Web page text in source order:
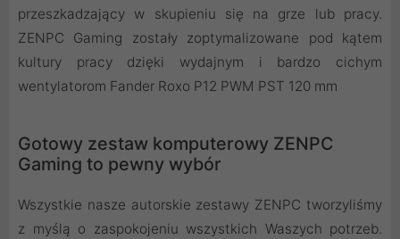
przeszkadzający w skupieniu się na grze lub pracy.
ZENPC Gaming zostały zoptymalizowane pod kątem
kultury pracy dzięki wydajnym i bardzo cichym
wentylatorom Fander Roxo P12 PWM PST 120 mm
Gotowy zestaw komputerowy ZENPC
Gaming to pewny wybór
Wszystkie nasze autorskie zestawy ZENPC tworzyliśmy
z myślą o zaspokojeniu wszystkich Waszych potrzeb.